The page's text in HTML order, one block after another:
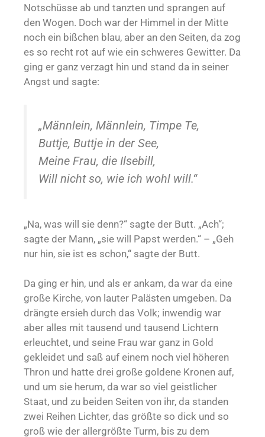
Notschüsse ab und tanzten und sprangen auf
den Wogen. Doch war der Himmel in der Mitte
noch ein bißchen blau, aber an den Seiten, da zog
es so recht rot auf wie ein schweres Gewitter. Da
ging er ganz verzagt hin und stand da in seiner
Angst und sagte:
„Männlein, Männlein, Timpe Te,
Buttje, Buttje in der See,
Meine Frau, die Ilsebill,
Will nicht so, wie ich wohl will.“
„Na, was will sie denn?“ sagte der Butt. „Ach“;
sagte der Mann, „sie will Papst werden.“ – „Geh
nur hin, sie ist es schon,“ sagte der Butt.
Da ging er hin, und als er ankam, da war da eine
große Kirche, von lauter Palästen umgeben. Da
drängte ersieh durch das Volk; inwendig war
aber alles mit tausend und tausend Lichtern
erleuchtet, und seine Frau war ganz in Gold
gekleidet und saß auf einem noch viel höheren
Thron und hatte drei große goldene Kronen auf,
und um sie herum, da war so viel geistlicher
Staat, und zu beiden Seiten von ihr, da standen
zwei Reihen Lichter, das größte so dick und so
groß wie der allergrößte Turm, bis zu dem